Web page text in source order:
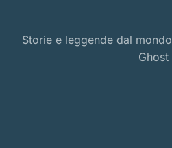
Storie e leggende dal
Ghost